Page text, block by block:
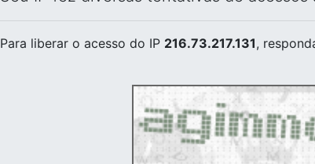
Para liberar o acesso do IP 216.73.217.131,